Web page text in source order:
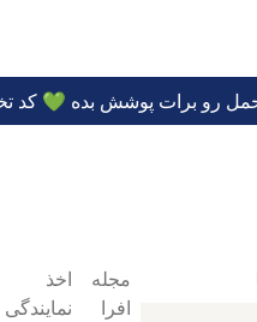
مجله
افرا
اخذ
نمایندگی